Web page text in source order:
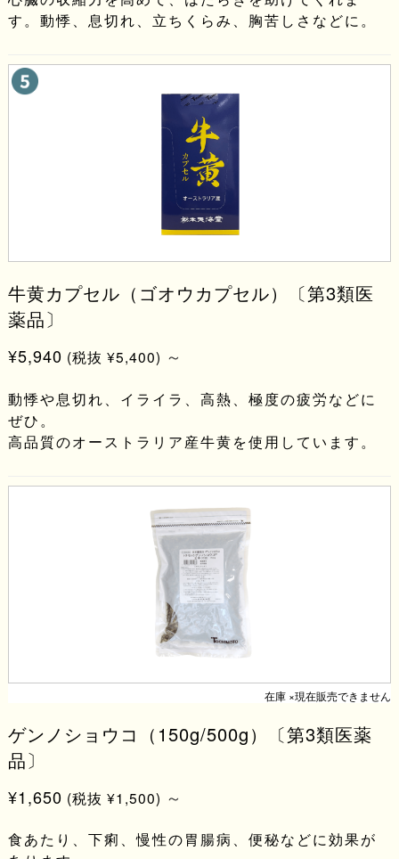
す。動悸、息切れ、立ちくらみ、胸苦しさなどに。
牛黄カプセル（ゴオウカプセル）〔第3類医
薬品〕
¥5,940 (税抜 ¥5,400) ～
動悸や息切れ、イライラ、高熱、極度の疲労などに
ぜひ。
高品質のオーストラリア産牛黄を使用しています。
在庫 ×現在販売できません
ゲンノショウコ（150g/500g）〔第3類医薬
品〕
¥1,650 (税抜 ¥1,500) ～
食あたり、下痢、慢性の胃腸病、便秘などに効果が